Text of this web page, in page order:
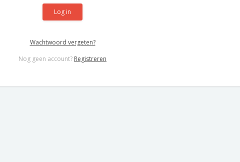
Log in
Wachtwoord vergeten?
Nog geen account? Registreren